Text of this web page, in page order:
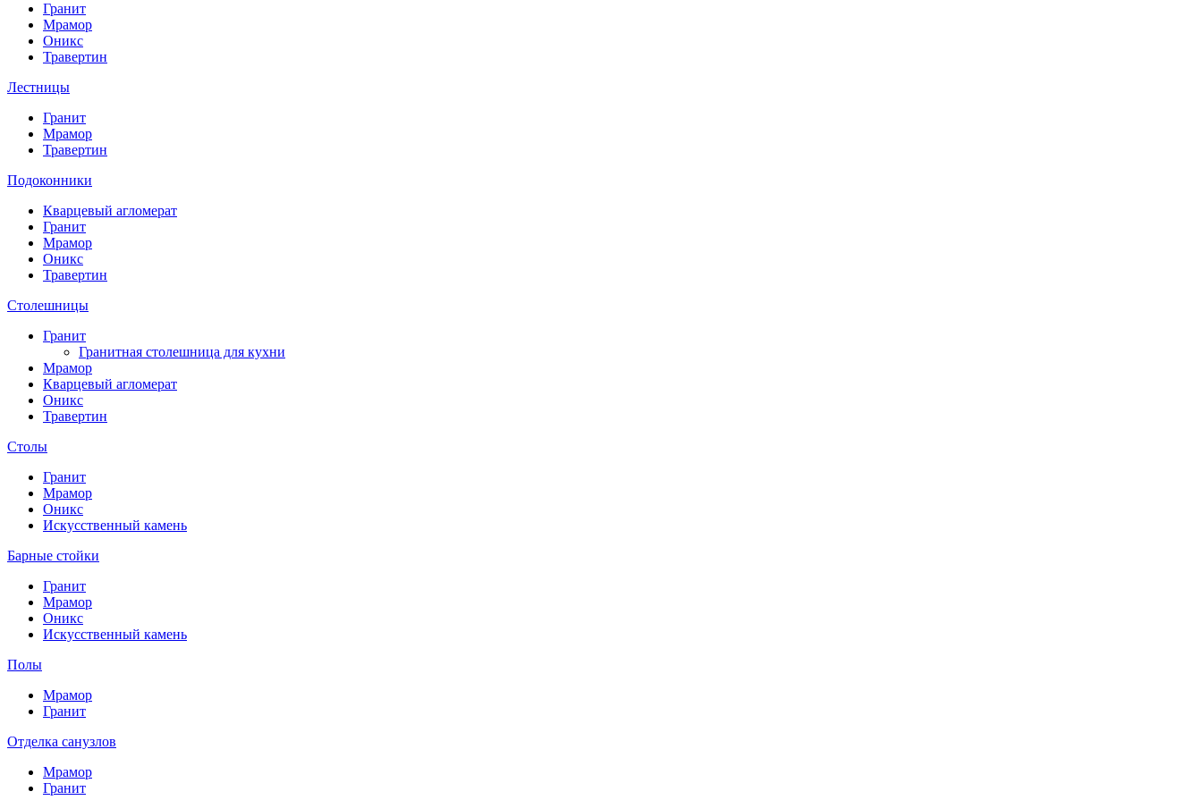
Гранит
Мрамор
Оникс
Травертин
Лестницы
Гранит
Мрамор
Травертин
Подоконники
Кварцевый агломерат
Гранит
Мрамор
Оникс
Травертин
Столешницы
Гранит
Гранитная столешница для кухни
Мрамор
Кварцевый агломерат
Оникс
Травертин
Столы
Гранит
Мрамор
Оникс
Искусственный камень
Барные стойки
Гранит
Мрамор
Оникс
Искусственный камень
Полы
Мрамор
Гранит
Отделка санузлов
Мрамор
Гранит